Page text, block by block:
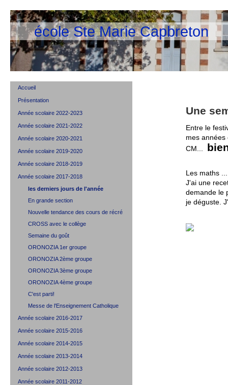
école Ste Marie Capbreton
Une
Entre le
mes années
CM...
Les maths
J'ai une
demande le
je déguste.
Accueil
Présentation
Année scolaire 2022-2023
Année scolaire 2021-2022
Année scolaire 2020-2021
Année scolaire 2019-2020
Année scolaire 2018-2019
Année scolaire 2017-2018
les derniers jours de l'année
En grande section
Nouvelle tendance des cours de récré
CROSS avec le collège
Semaine du goût
ORONOZIA 1er groupe
ORONOZIA 2ème groupe
ORONOZIA 3ème groupe
ORONOZIA 4ème groupe
C'est parti!
Messe de l'Enseignement Catholique
Année scolaire 2016-2017
Année scolaire 2015-2016
Année scolaire 2014-2015
Année scolaire 2013-2014
Année scolaire 2012-2013
Année scolaire 2011-2012